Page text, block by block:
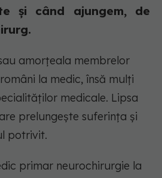
și când ajungem, de
amorțeala membrelor
la medic, însă mulți
medicale. Lipsa
prelungește suferința și
potrivit.
primar neurochirurgie la